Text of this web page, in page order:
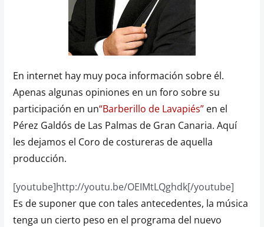
En internet hay muy poca información sobre él.
Apenas algunas opiniones en un foro sobre su
participación en un“Barberillo de Lavapiés”en el
Pérez Galdós de Las Palmas de Gran Canaria. Aquí
les dejamos el Coro de costureras de aquella
producción.
[youtube]http://youtu.be/OEIMtLQghdk[/youtube]
Es de suponer que con tales antecedentes, la música
tenga un cierto peso en el programa del nuevo